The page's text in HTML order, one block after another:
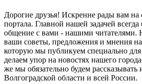
Дорогие друзья! Искренне рады вам на
портала. Главной нашей задачей всегда
общение с вами - нашими читателями.
ваши советы, предложения и мнения
которую мы публикуем специально
делаем упор на новостях нашего
же мы обязательно будем рассказывать
Волгоградской области и всей России.